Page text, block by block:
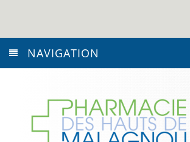
NAVIGATION